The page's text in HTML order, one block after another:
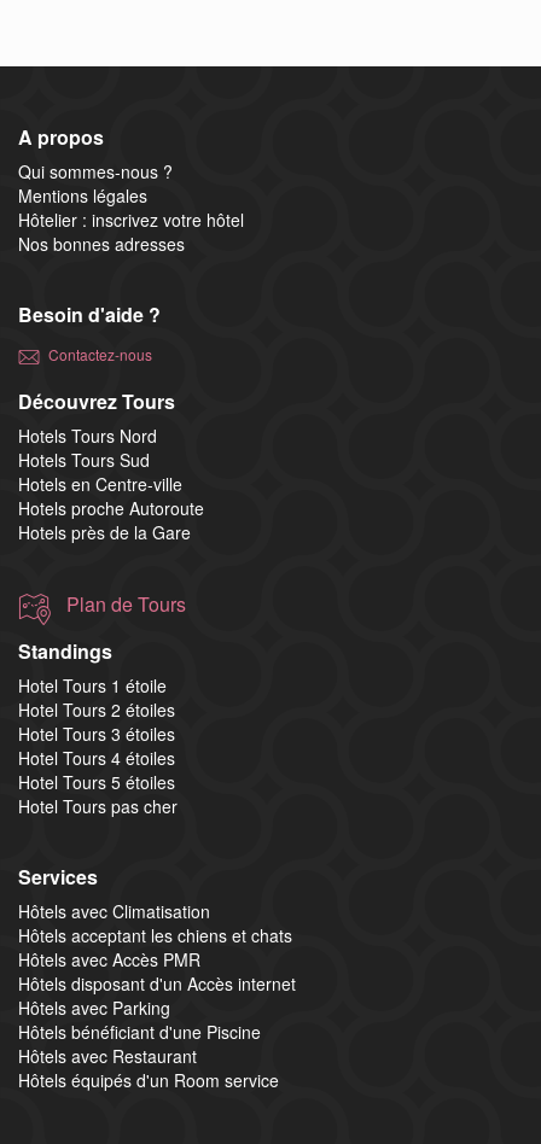
A propos
Qui sommes-nous ?
Mentions légales
Hôtelier : inscrivez votre hôtel
Nos bonnes adresses
Besoin d'aide ?
Contactez-nous
Découvrez Tours
Hotels Tours Nord
Hotels Tours Sud
Hotels en Centre-ville
Hotels proche Autoroute
Hotels près de la Gare
Plan de Tours
Standings
Hotel Tours 1 étoile
Hotel Tours 2 étoiles
Hotel Tours 3 étoiles
Hotel Tours 4 étoiles
Hotel Tours 5 étoiles
Hotel Tours pas cher
Services
Hôtels avec Climatisation
Hôtels acceptant les chiens et chats
Hôtels avec Accès PMR
Hôtels disposant d'un Accès internet
Hôtels avec Parking
Hôtels bénéficiant d'une Piscine
Hôtels avec Restaurant
Hôtels équipés d'un Room service